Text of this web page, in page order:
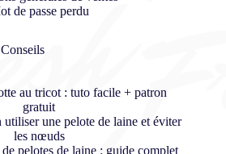
de passe perdu
Conseils
au tricot : tuto facile + patron
gratuit
utiliser une pelote de laine et éviter
les nœuds
pelotes de laine : guide complet